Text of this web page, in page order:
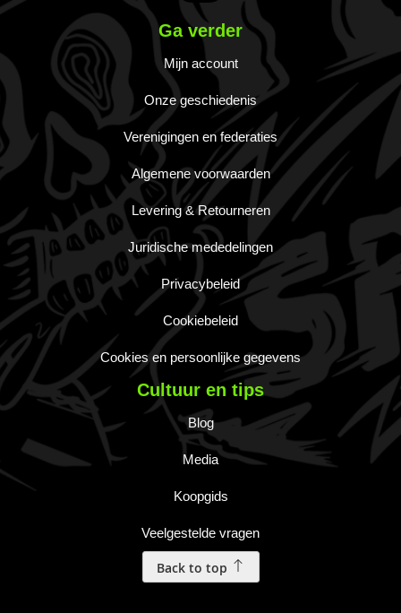
Ga verder
Mijn account
Onze geschiedenis
Verenigingen en federaties
Algemene voorwaarden
Levering & Retourneren
Juridische mededelingen
Privacybeleid
Cookiebeleid
Cookies en persoonlijke gegevens
Cultuur en tips
Blog
Media
Koopgids
Veelgestelde vragen
Back to top